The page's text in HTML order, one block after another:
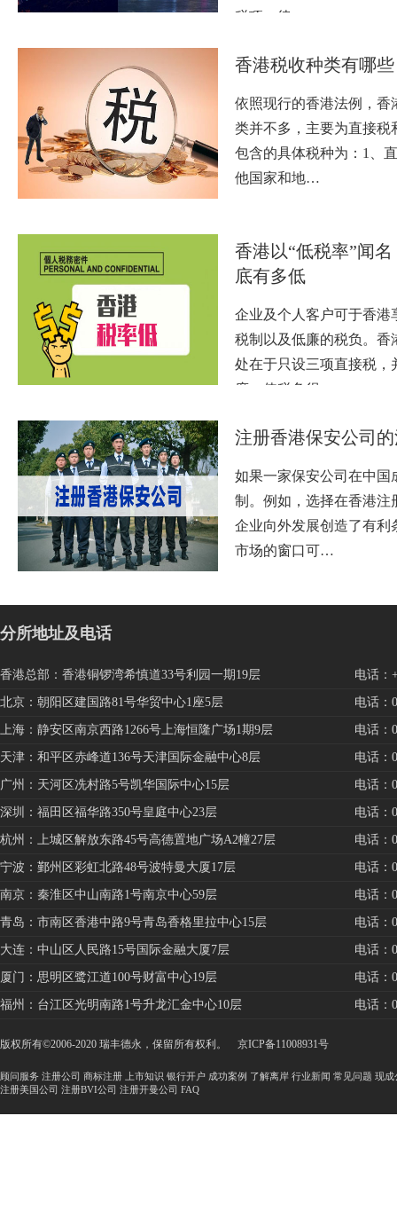
税项一律…
香港税收种类有哪
依照现行的香港法例，香
类并不多，主要为直接税
包含的具体税种为：1、
他国家和地…
香港以“低税率”闻
底有多低
企业及个人客户可于香港
税制以及低廉的税负。香
处在于只设三项直接税，
度，使税负得…
注册香港保安公司
如果一家保安公司在中国
制。例如，选择在香港注
企业向外发展创造了有利
市场的窗口可…
分所地址及电话
香港总部：香港铜锣湾希慎道33号利园一期19层 电话：
北京：朝阳区建国路81号华贸中心1座5层 电话：
上海：静安区南京西路1266号上海恒隆广场1期9层 电话：
天津：和平区赤峰道136号天津国际金融中心8层 电话：
广州：天河区冼村路5号凯华国际中心15层 电话：
深圳：福田区福华路350号皇庭中心23层 电话：
杭州：上城区解放东路45号高德置地广场A2幢27层 电话：
宁波：鄞州区彩虹北路48号波特曼大厦17层 电话：
南京：秦淮区中山南路1号南京中心59层 电话：
青岛：市南区香港中路9号青岛香格里拉中心15层 电话：
大连：中山区人民路15号国际金融大厦7层 电话：
厦门：思明区鹭江道100号财富中心19层 电话：
福州：台江区光明南路1号升龙汇金中心10层 电话：
版权所有©2006-2020 瑞丰德永，保留所有权利。 京ICP备11008931号
顾问服务 注册公司 商标注册 上市知识 银行开户 成功案例 了解离岸 行业新闻 常见问题 现成
注册美国公司 注册BVI公司 注册开曼公司 FAQ